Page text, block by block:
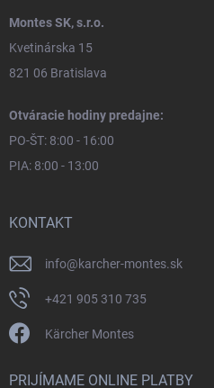
Montes SK, s.r.o.
Kvetinárska 15
821 06 Bratislava
Otváracie hodiny predajne:
PO-ŠT: 8:00 - 16:00
PIA: 8:00 - 13:00
KONTAKT
info@karcher-montes.sk
+421 905 310 735
Kärcher Montes
PRIJÍMAME ONLINE PLATBY